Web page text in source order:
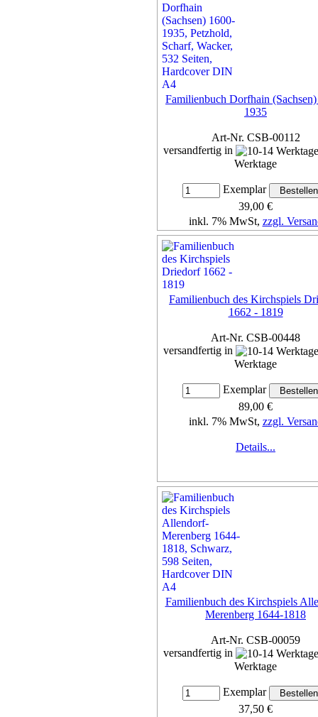
Familienbuch Dorfhain
1935
Art-Nr. CSB-00112
versandfertig in
Werktage
Exemplar
39,00 €
inkl. 7% MwSt, zzgl.
Familienbuch des Kirchspiels
1662 - 1819
Art-Nr. CSB-00448
versandfertig in
Werktage
Exemplar
89,00 €
inkl. 7% MwSt, zzgl.
Details...
Familienbuch des Kirchspiels
Merenberg 1644-1818
Art-Nr. CSB-00059
versandfertig in
Werktage
Exemplar
37,50 €